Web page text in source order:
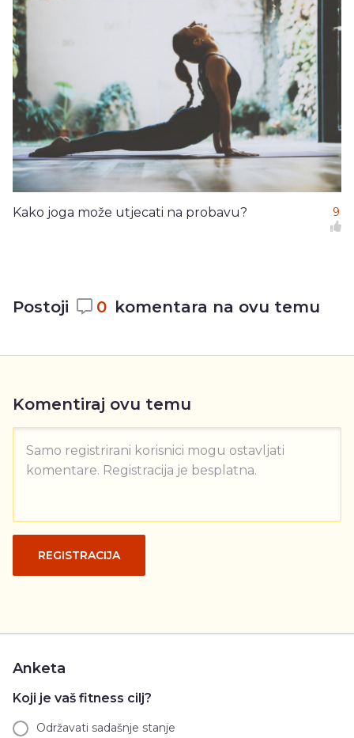
Kako joga može utjecati na probavu? 9
Postoji 0 komentara na ovu temu
Komentiraj ovu temu
Samo registrirani korisnici mogu ostavljati
komentare. Registracija je besplatna.
REGISTRACIJA
Anketa
Koji je vaš fitness cilj?
Održavati sadašnje stanje